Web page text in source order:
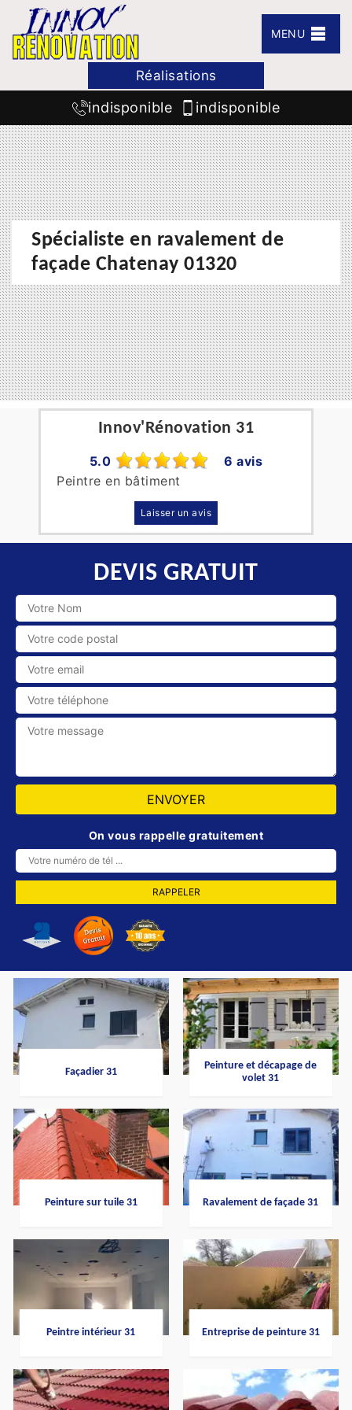
MENU
Réalisations
indisponible indisponible
Spécialiste en ravalement de
façade Chatenay 01320
Innov'Rénovation 31
5.0
6 avis
Peintre en bâtiment
Laisser un avis
DEVIS GRATUIT
On vous rappelle gratuitement
Façadier 31
Peinture et décapage de
volet 31
Peinture sur tuile 31 Ravalement de façade 31
Peintre intérieur 31 Entreprise de peinture 31